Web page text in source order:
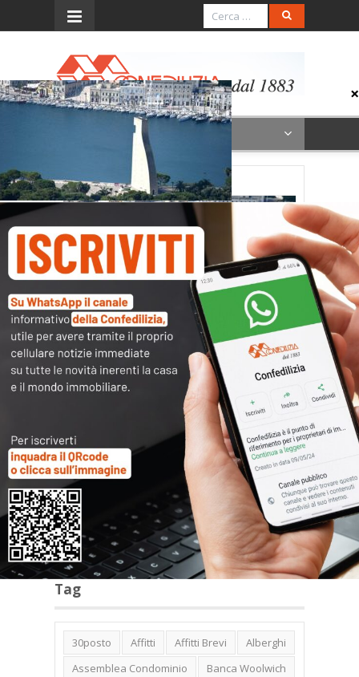
Brindisi
Archivi
Categorie
Tag
30posto Affitti Affitti Brevi
Alberghi
Assemblea Condominio
Banca Woolwich